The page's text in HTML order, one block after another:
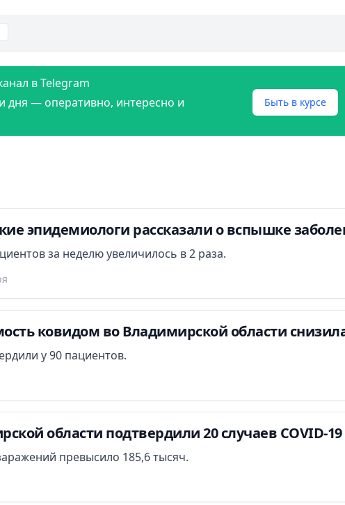
в Telegram
дня — оперативно, интересно и
Быть в курсе
эпидемиологи рассказали о вспышке
за неделю увеличилось в 2 раза.
ковидом во Владимирской области
у 90 пациентов.
области подтвердили 20 случаев COVID-19
превысило 185,6 тысяч.